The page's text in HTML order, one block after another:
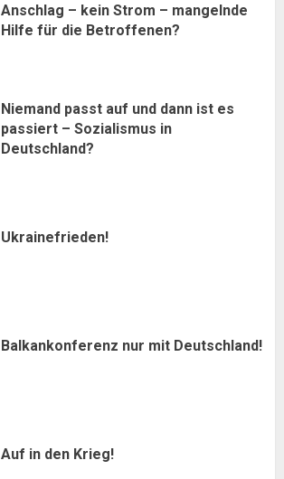
Anschlag – kein Strom – mangelnde
Hilfe für die Betroffenen?
Niemand passt auf und dann ist es
passiert – Sozialismus in
Deutschland?
Ukrainefrieden!
Balkankonferenz nur mit Deutschland!
Auf in den Krieg!